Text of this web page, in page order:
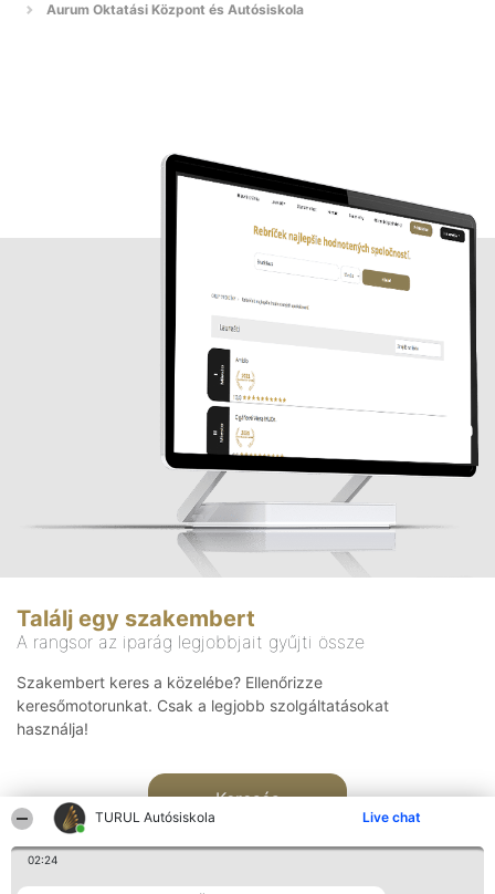
TURUL Autósiskola Live chat
02:24
Aurum Oktatási Központ és Autósiskola
Találj egy szakembert
A rangsor az iparág legjobbjait gyűjti össze
Szakembert keres a közelébe? Ellenőrizze
keresőmotorunkat. Csak a legjobb szolgáltatásokat
használja!
Keresés